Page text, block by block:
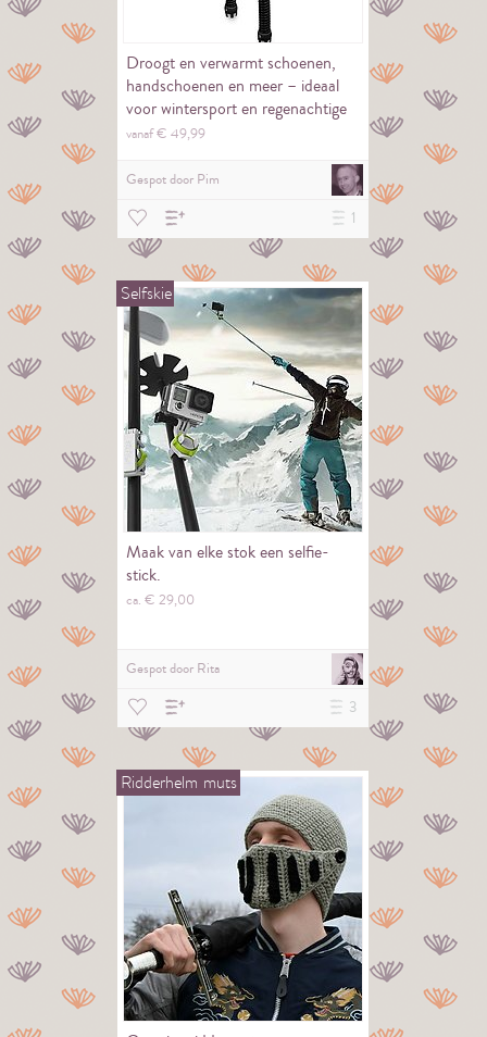
Droogt en verwarmt schoenen,
handschoenen en meer – ideaal
voor wintersport en regenachtige
dagen.
vanaf €49,99
Gespot door Pim
1
Selfskie
Maak van elke stok een selfie-
stick.
ca. €29,00
Gespot door Rita
3
Ridderhelm muts